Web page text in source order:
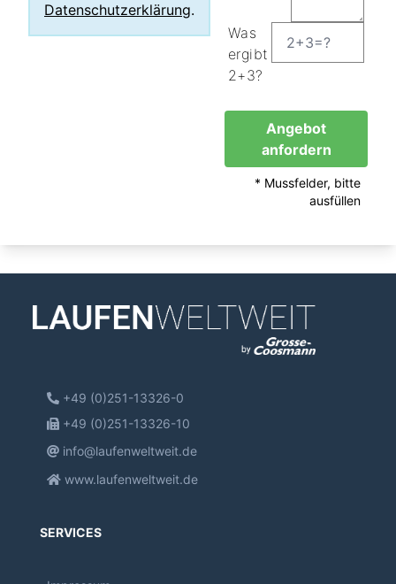
Datenschutzerklärung.
Was
ergibt
2+3?
Angebot
anfordern
* Mussfelder, bitte
ausfüllen
+49 (0)251-13326-0
+49 (0)251-13326-10
info@laufenweltweit.de
www.laufenweltweit.de
SERVICES